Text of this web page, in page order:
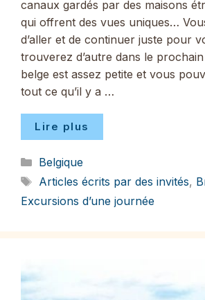
canaux gardés par des maisons
qui offrent des vues uniques…
d’aller et de continuer juste pour
trouverez d’autre dans le
belge est assez petite et vous
tout ce qu’il y a …
Lire plus
Catégories
Belgique
Étiquettes
Articles écrits par des invités,
Excursions d’une journée